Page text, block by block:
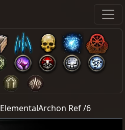
ElementalArchon Ref /6